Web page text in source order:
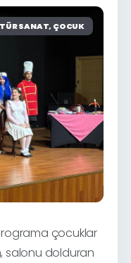
SANAT, ÇOCUK
çocuklar
salonu dolduran